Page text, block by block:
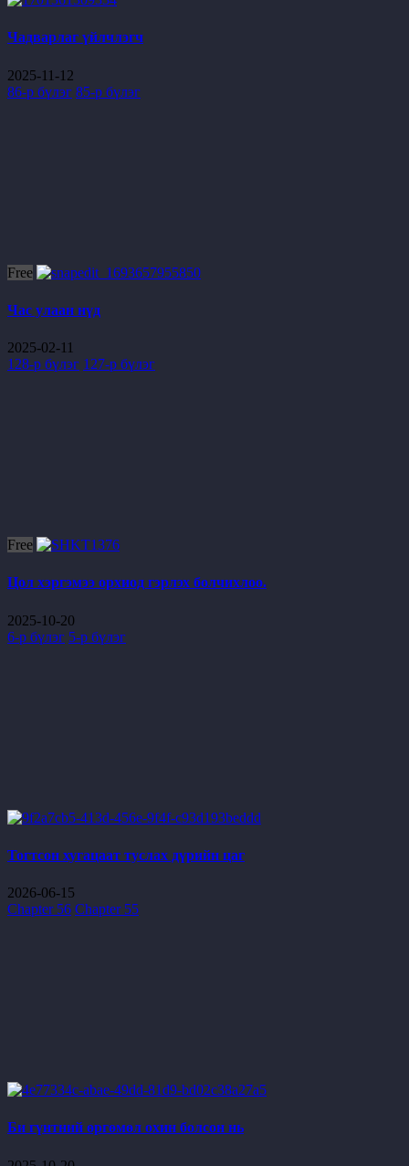
Чадварлаг үйлчлэгч
2025-11-12
86-р бүлэг 85-р бүлэг
Free
Час улаан нүд
2025-02-11
128-р бүлэг 127-р бүлэг
Free
Цол хэргэмээ орхиод гэрлэх болчихлоо.
2025-10-20
6-р бүлэг 5-р бүлэг
Тогтсон хугацаат туслах дүрийн цаг
2026-06-15
Chapter 56 Chapter 55
Би гүнтний өргөмөл охин болсон нь